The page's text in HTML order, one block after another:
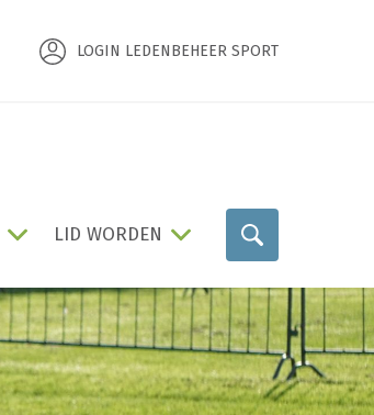
LOGIN LEDENBEHEER SPORT
LID WORDEN